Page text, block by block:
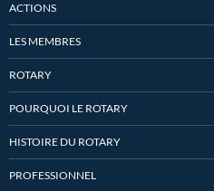
ACTIONS
LES MEMBRES
ROTARY
POURQUOI LE ROTARY
HISTOIRE DU ROTARY
PROFESSIONNEL